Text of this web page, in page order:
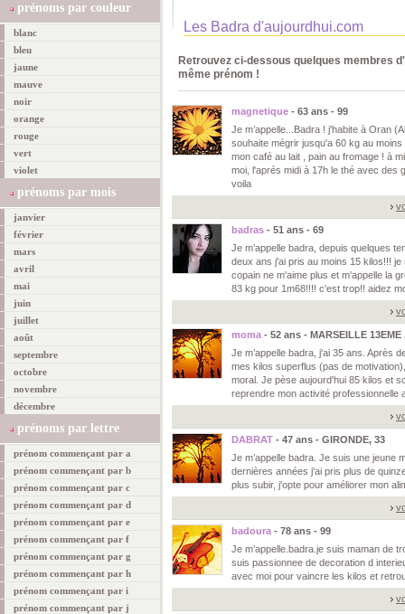
prénoms par couleur
blanc
bleu
jaune
mauve
noir
orange
rouge
vert
violet
prénoms par mois
janvier
février
mars
avril
mai
juin
juillet
août
septembre
octobre
novembre
décembre
prénoms par lettre
prénom commençant par a
prénom commençant par b
prénom commençant par c
prénom commençant par d
prénom commençant par e
prénom commençant par f
prénom commençant par g
prénom commençant par h
prénom commençant par i
prénom commençant par j
Les Badra d'aujourdhui.com
Retrouvez ci-dessous quelques membres
même prénom !
magnetique - 63 ans - 99
Je m’appelle...Badra ! j'habite à Oran
souhaite mégrir jusqu'a 60 kg au
mon café au lait , pain au fromage ! à
moi, l'aprés midi à 17h le thé avec des
voila
badras - 51 ans - 69
Je m’appelle badra, depuis quelques
deux ans j'ai pris au moins 15 kilos!!!
copain ne m'aime plus et m'appelle la
83 kg pour 1m68!!!! c'est trop!! aidez
moma - 52 ans - MARSEILLE 13EME
Je m’appelle badra, j'ai 35 ans. Après
mes kilos superflus (pas de
moral. Je pèse aujourd'hui 85 kilos et
reprendre mon activité professionnelle
DABRAT - 47 ans - GIRONDE, 33
Je m’appelle badra. Je suis une jeune
dernières années j'ai pris plus de
plus subir, j'opte pour améliorer mon
badoura - 78 ans - 99
Je m’appelle.badra.je suis maman de
suis passionnee de decoration d
avec moi pour vaincre les kilos et